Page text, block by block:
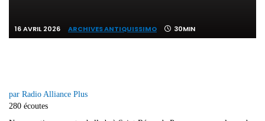
16 AVRIL 2026 ARCHIVES ANTIQUISSIMO 30MIN
par Radio Alliance Plus
280 écoutes